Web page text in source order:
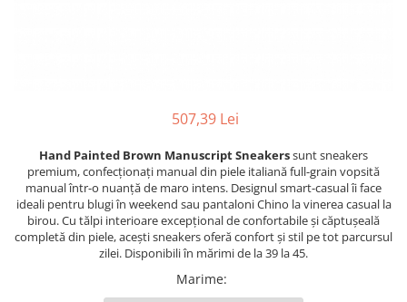
507,39 Lei
Hand Painted Brown Manuscript Sneakerssunt sneakers
premium, confecționați manual din piele italiană full-grain vopsită
manual într-o nuanță de maro intens. Designul smart-casual îi face
ideali pentru blugi în weekend sau pantaloni Chino la vinerea casual la
birou. Cu tălpi interioare excepțional de confortabile și căptușeală
completă din piele, acești sneakers oferă confort și stil pe tot parcursul
zilei. Disponibili în mărimi de la 39 la 45.
Marime: